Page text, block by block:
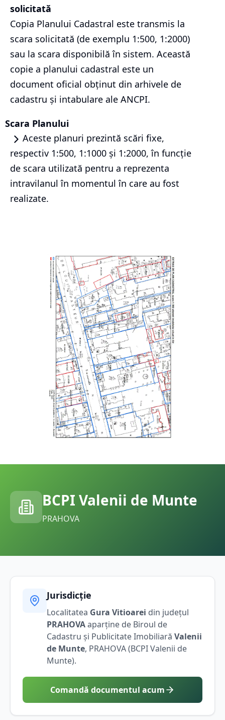
solicitată
Copia Planului Cadastral este transmis la
scara solicitată (de exemplu 1:500, 1:2000)
sau la scara disponibilă în sistem. Această
copie a planului cadastral este un
document oficial obținut din arhivele de
cadastru și intabulare ale ANCPI.
Scara Planului
Aceste planuri prezintă scări fixe,
respectiv 1:500, 1:1000 și 1:2000, în funcție
de scara utilizată pentru a reprezenta
intravilanul în momentul în care au fost
realizate.
BCPI Valenii de Munte
PRAHOVA
Jurisdicție
Localitatea Gura Vitioarei din județul
PRAHOVAaparține de Biroul de
Cadastru și Publicitate Imobiliară Valenii
de Munte, PRAHOVA(BCPIValenii de
Munte).
Comandă documentul acum